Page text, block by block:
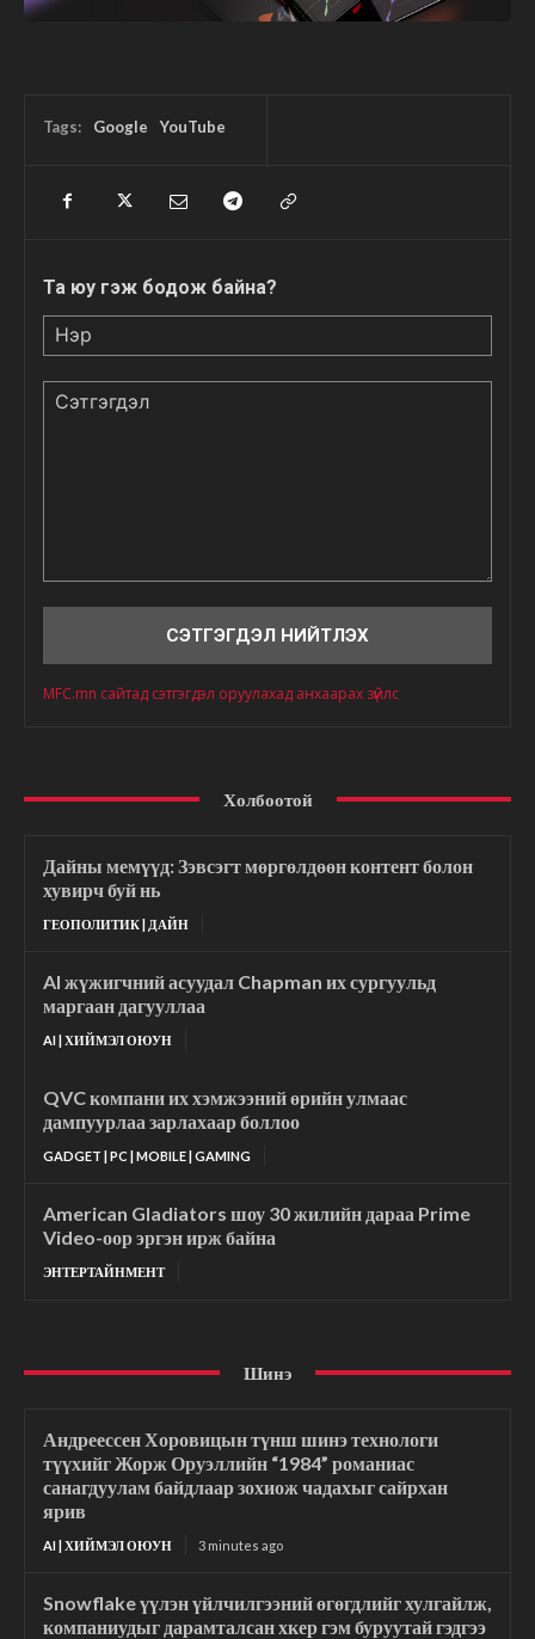
Tags: Google YouTube
Та юу гэж бодож байна?
MFC.mn сайтад сэтгэгдэл оруулахад анхаарах зүйлс
Холбоотой
Дайны мемүүд: Зэвсэгт мөргөлдөөн контент болон
хувирч буй нь
ГЕОПОЛИТИК | ДАЙН
AI жүжигчний асуудал Chapman их сургуульд
маргаан дагууллаа
AI | ХИЙМЭЛ ОЮУН
QVC компани их хэмжээний өрийн улмаас
дампуурлаа зарлахаар боллоо
GADGET | PC | MOBILE | GAMING
American Gladiators шоу 30 жилийн дараа Prime
Video-оор эргэн ирж байна
ЭНТЕРТАЙНМЕНТ
Шинэ
Андреессен Хоровицын түнш шинэ технологи
түүхийг Жорж Оруэллийн “1984” романиас
санагдуулам байдлаар зохиож чадахыг сайрхан
ярив
AI | ХИЙМЭЛ ОЮУН 3 minutes ago
Snowflake үүлэн үйлчилгээний өгөгдлийг хулгайлж,
компаниудыг дарамталсан хкер гэм буруутай гэдгээ